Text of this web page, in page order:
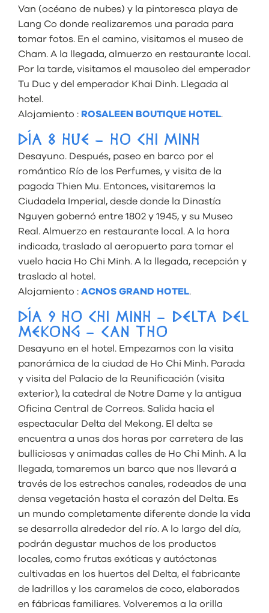
Van (océano de nubes) y la pintoresca playa de
Lang Co donde realizaremos una parada para
tomar fotos. En el camino, visitamos el museo de
Cham. A la llegada, almuerzo en restaurante local.
Por la tarde, visitamos el mausoleo del emperador
Tu Duc y del emperador Khai Dinh. Llegada al
hotel.
Alojamiento : ROSALEEN BOUTIQUE HOTEL.
DÍA 8 HUE – HO CHI MINH
Desayuno. Después, paseo en barco por el
romántico Río de los Perfumes, y visita de la
pagoda Thien Mu. Entonces, visitaremos la
Ciudadela Imperial, desde donde la Dinastía
Nguyen gobernó entre 1802 y 1945, y su Museo
Real. Almuerzo en restaurante local. A la hora
indicada, traslado al aeropuerto para tomar el
vuelo hacia Ho Chi Minh. A la llegada, recepción y
traslado al hotel.
Alojamiento : ACNOS GRAND HOTEL.
DÍA 9 HO CHI MINH – DELTA DEL
MEKONG – CAN THO
Desayuno en el hotel. Empezamos con la visita
panorámica de la ciudad de Ho Chi Minh. Parada
y visita del Palacio de la Reunificación (visita
exterior), la catedral de Notre Dame y la antigua
Oficina Central de Correos. Salida hacia el
espectacular Delta del Mekong. El delta se
encuentra a unas dos horas por carretera de las
bulliciosas y animadas calles de Ho Chi Minh. A la
llegada, tomaremos un barco que nos llevará a
través de los estrechos canales, rodeados de una
densa vegetación hasta el corazón del Delta. Es
un mundo completamente diferente donde la vida
se desarrolla alrededor del río. A lo largo del día,
podrán degustar muchos de los productos
locales, como frutas exóticas y autóctonas
cultivadas en los huertos del Delta, el fabricante
de ladrillos y los caramelos de coco, elaborados
en fábricas familiares. Volveremos a la orilla